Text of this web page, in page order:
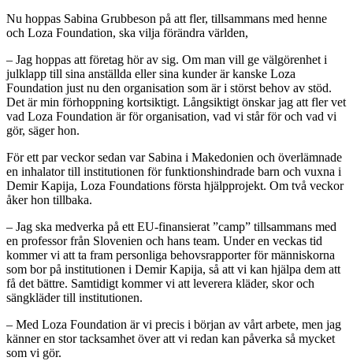
Nu hoppas Sabina Grubbeson på att fler, tillsammans med henne
och Loza Foundation, ska vilja förändra världen,
– Jag hoppas att företag hör av sig. Om man vill ge välgörenhet i
julklapp till sina anställda eller sina kunder är kanske Loza
Foundation just nu den organisation som är i störst behov av stöd.
Det är min förhoppning kortsiktigt. Långsiktigt önskar jag att fler vet
vad Loza Foundation är för organisation, vad vi står för och vad vi
gör, säger hon.
För ett par veckor sedan var Sabina i Makedonien och överlämnade
en inhalator till institutionen för funktionshindrade barn och vuxna i
Demir Kapija, Loza Foundations första hjälpprojekt. Om två veckor
åker hon tillbaka.
– Jag ska medverka på ett EU-finansierat ”camp” tillsammans med
en professor från Slovenien och hans team. Under en veckas tid
kommer vi att ta fram personliga behovsrapporter för människorna
som bor på institutionen i Demir Kapija, så att vi kan hjälpa dem att
få det bättre. Samtidigt kommer vi att leverera kläder, skor och
sängkläder till institutionen.
– Med Loza Foundation är vi precis i början av vårt arbete, men jag
känner en stor tacksamhet över att vi redan kan påverka så mycket
som vi gör.